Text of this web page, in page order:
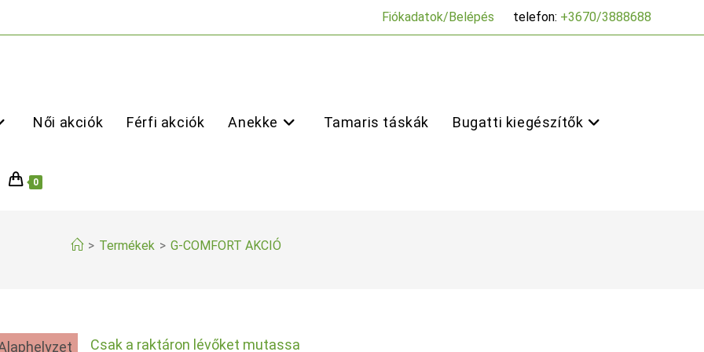
Fiókadatok/Belépés telefon: +3670/3888688
Női akciók Férfi akciók Anekke Tamaris táskák Bugatti kiegészítők
0
> Termékek > G-COMFORT AKCIÓ
Csak a raktáron lévőket mutassa